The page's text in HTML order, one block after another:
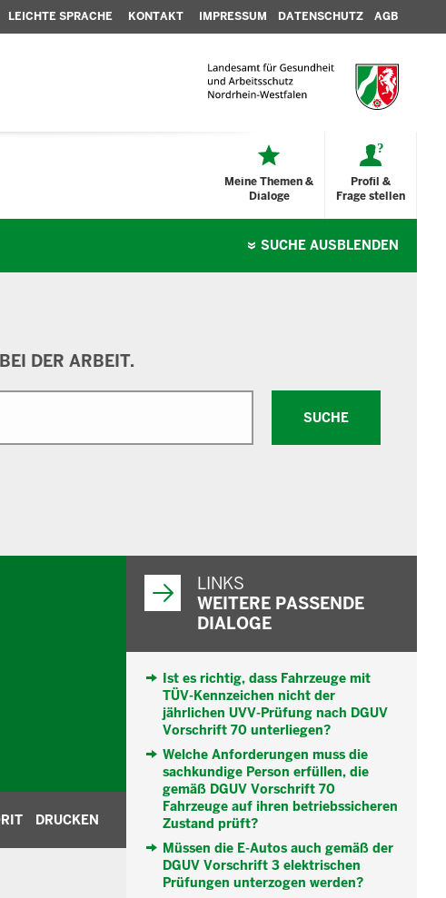
LEICHTE SPRACHE KONTAKT IMPRESSUM DATENSCHUTZ AGB
Profil &
Frage stellen
Meine Themen &
Dialoge
SUCHE AUSBLENDEN
DER ARBEIT.
SUCHE
DRUCKEN
LINKS
WEITERE PASSENDE
DIALOGE
Ist es richtig, dass Fahrzeuge mit
TÜV-Kennzeichen nicht der
jährlichen UVV-Prüfung nach DGUV
Vorschrift 70 unterliegen?
Welche Anforderungen muss die
sachkundige Person erfüllen, die
gemäß DGUV Vorschrift 70
Fahrzeuge auf ihren betriebssicheren
Zustand prüft?
Müssen die E-Autos auch gemäß der
DGUV Vorschrift 3 elektrischen
Prüfungen unterzogen werden?